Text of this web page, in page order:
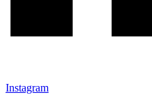
Instagram